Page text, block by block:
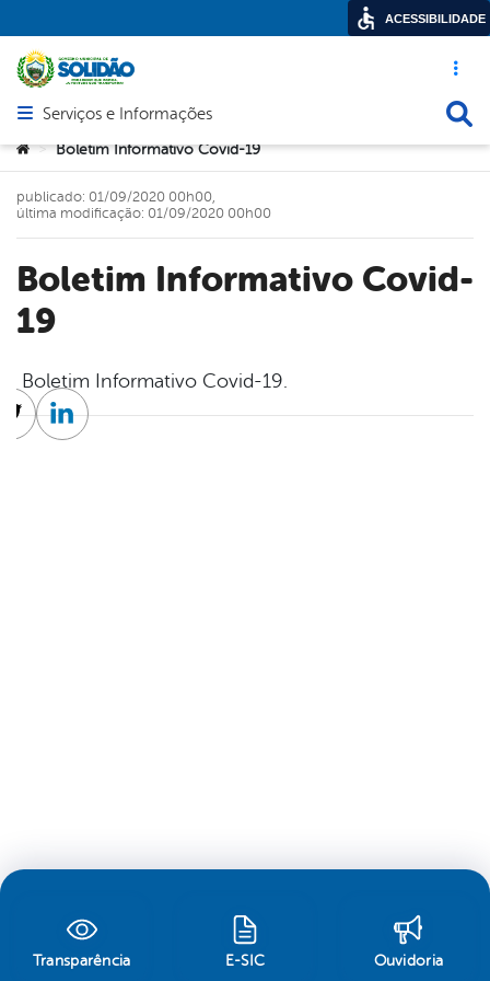
Acesso
Abrir menu principal de navegação
Serviços e Informações
Você está aqui:
> Boletim Informativo Covid-19
Boletim Informativo Covid-
19
publicado: 01/09/2020 00h00,
última modificação: 01/09/2020 00h00
Boletim Informativo Covid-19.
TwitterLinkedin
Transparência E-SIC Ouvidoria
ACESSIBILIDADE